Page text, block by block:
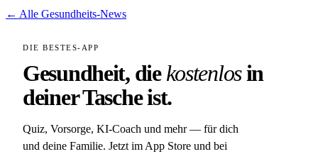
← Alle Gesundheits-News
DIE BESTES-APP
Gesundheit, diekostenlosin
deiner Tasche ist.
Quiz, Vorsorge, KI-Coach und mehr — für dich
und deine Familie. Jetzt im App Store und bei